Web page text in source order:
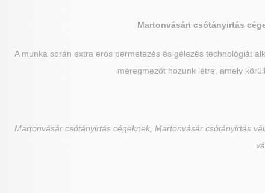
Martonvásári csótányirtás
A munka során extra erős permetezés és gélezés technológiát
méregmezőt hozunk létre, amely
Martonvásárcsótányirtás cégeknek, Martonvásár csótányirtás